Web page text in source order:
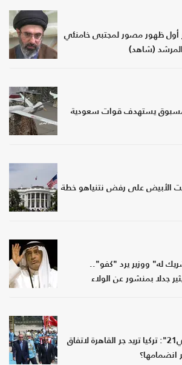
أول ظهور مصور لمجتبى خامنئي
(شاهد)
يستهدف قوات سعودية
الأبيض على رفض نتنياهو خطة
له" ووزير يرد "كفو"..
جدلا بمنشور عن الولاء
خبير مصري لـ"عربي21": تركيا تريد جر القاهرة لاتفاق
انضمامها؟